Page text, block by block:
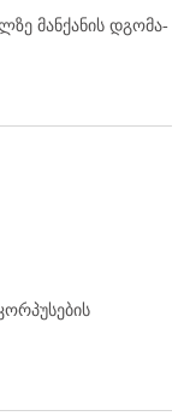
მანქანის დგომა-